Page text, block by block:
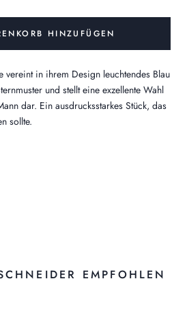
HINZUFÜGEN
vereint in ihrem Design leuchtendes Blau
und stellt eine exzellente Wahl
dar. Ein ausdrucksstarkes Stück, das
sollte.
EMPFOHLEN